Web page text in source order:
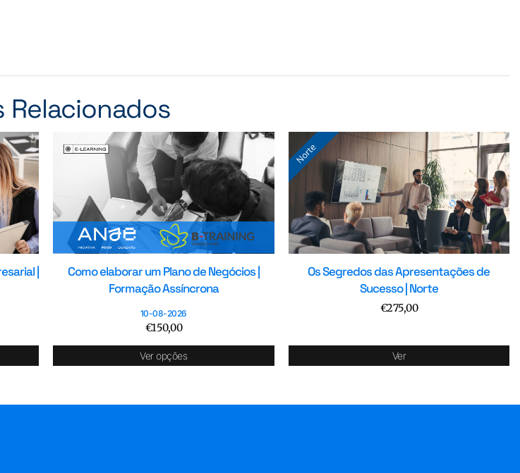
Relacionados
|
Como elaborar um Plano de Negócios |
Formação Assíncrona
10-08-2026
€150,00
Ver opções
Os Segredos das Apresentações de
Sucesso | Norte
€275,00
Ver